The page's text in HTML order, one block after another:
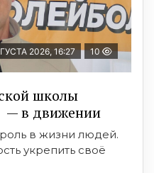
2026, 16:27 10
школы
— в движении
в жизни людей.
укрепить своё